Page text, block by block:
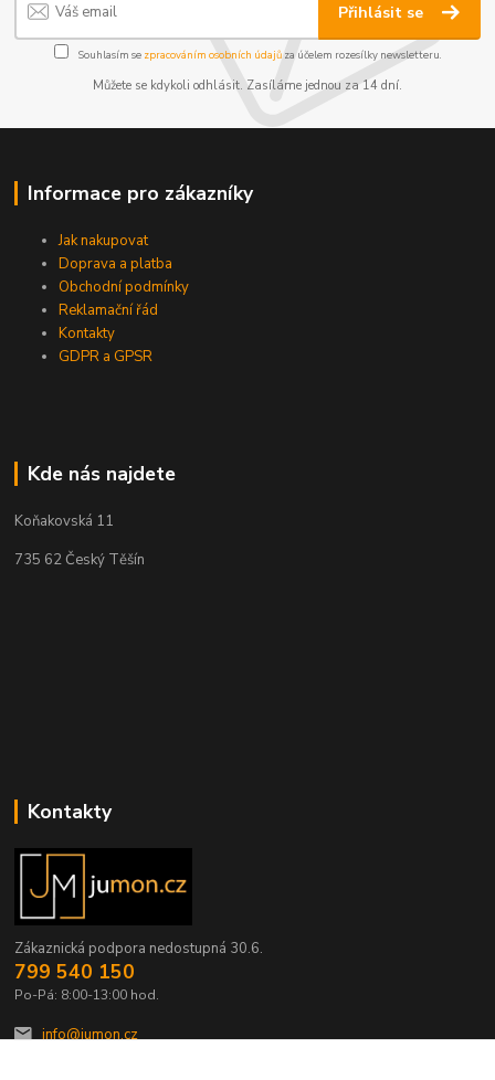
Přihlásit se
Souhlasím se zpracováním osobních údajůza účelem rozesílky newsletteru.
Můžete se kdykoli odhlásit. Zasíláme jednou za 14 dní.
Informace pro zákazníky
Jak nakupovat
Doprava a platba
Obchodní podmínky
Reklamační řád
Kontakty
GDPR a GPSR
Kde nás najdete
Koňakovská 11
735 62 Český Těšín
Kontakty
Zákaznická podpora nedostupná 30.6.
799 540 150
Po-Pá: 8:00-13:00 hod.
info@jumon.cz